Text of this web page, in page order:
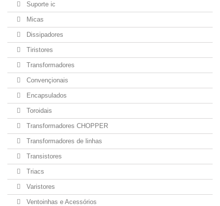
Suporte ic
Micas
Dissipadores
Tiristores
Transformadores
Convençionais
Encapsulados
Toroidais
Transformadores CHOPPER
Transformadores de linhas
Transistores
Triacs
Varistores
Ventoinhas e Acessórios